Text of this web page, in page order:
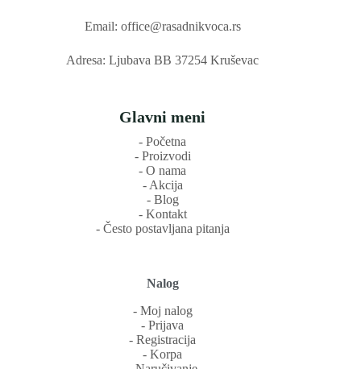
Email: office@rasadnikvoca.rs
Adresa: Ljubava BB 37254 Kruševac
Glavni meni
‐ Početna
‐ Proizvodi
‐ O nama
‐ Akcija
‐ Blog
‐ Kontakt
‐ Često postavljana pitanja
Nalog
‐ Moj nalog
‐ Prijava
‐ Registracija
‐ Korpa